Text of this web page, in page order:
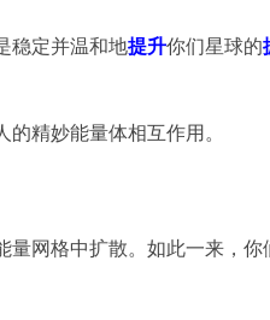
稳定并温和地提升你们星球的
精妙能量体相互作用。
网格中扩散。如此一来，你